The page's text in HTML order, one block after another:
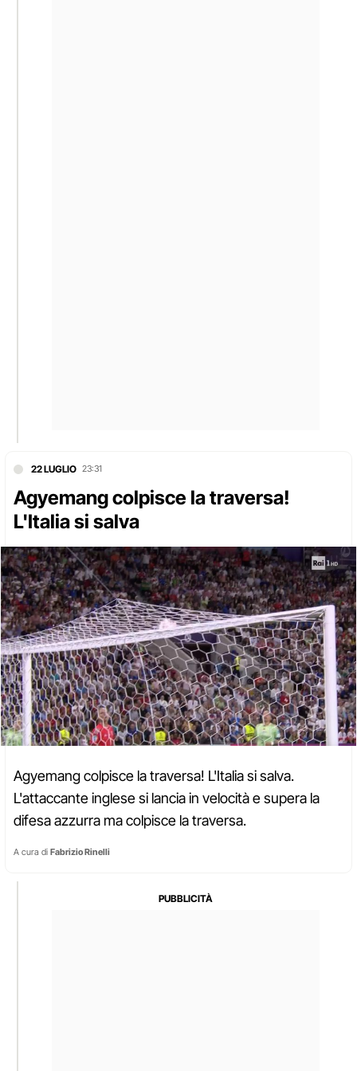
22 LUGLIO 23:31
Agyemang colpisce la traversa!
L'Italia si salva
Agyemang colpisce la traversa! L'Italia si salva.
L'attaccante inglese si lancia in velocità e supera la
difesa azzurra ma colpisce la traversa.
A cura di Fabrizio Rinelli